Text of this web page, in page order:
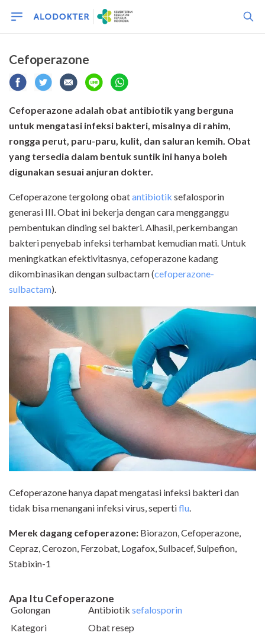
Cefoperazone
Cefoperazone adalah obat antibiotik yang berguna
untuk mengatasi infeksi bakteri, misalnya di rahim,
rongga perut, paru-paru, kulit, dan saluran kemih. Obat
yang tersedia dalam bentuk suntik ini hanya boleh
digunakan sesuai anjuran dokter.
Cefoperazone tergolong obatantibiotik sefalosporin
generasi III. Obat ini bekerja dengan cara mengganggu
pembentukan dinding sel bakteri. Alhasil, perkembangan
bakteri penyebab infeksi terhambat kemudian mati. Untuk
meningkatkan efektivitasnya, cefoperazone kadang
dikombinasikan dengan sulbactam (cefoperazone-
sulbactam).
Cefoperazone hanya dapat mengatasi infeksi bakteri dan
tidak bisa menangani infeksi virus, sepertiflu.
Merek dagang cefoperazone: Biorazon, Cefoperazone,
Cepraz, Cerozon, Ferzobat, Logafox, Sulbacef, Sulpefion,
Stabixin-1
Apa Itu Cefoperazone
Golongan Antibiotik sefalosporin
Kategori
Obat resep